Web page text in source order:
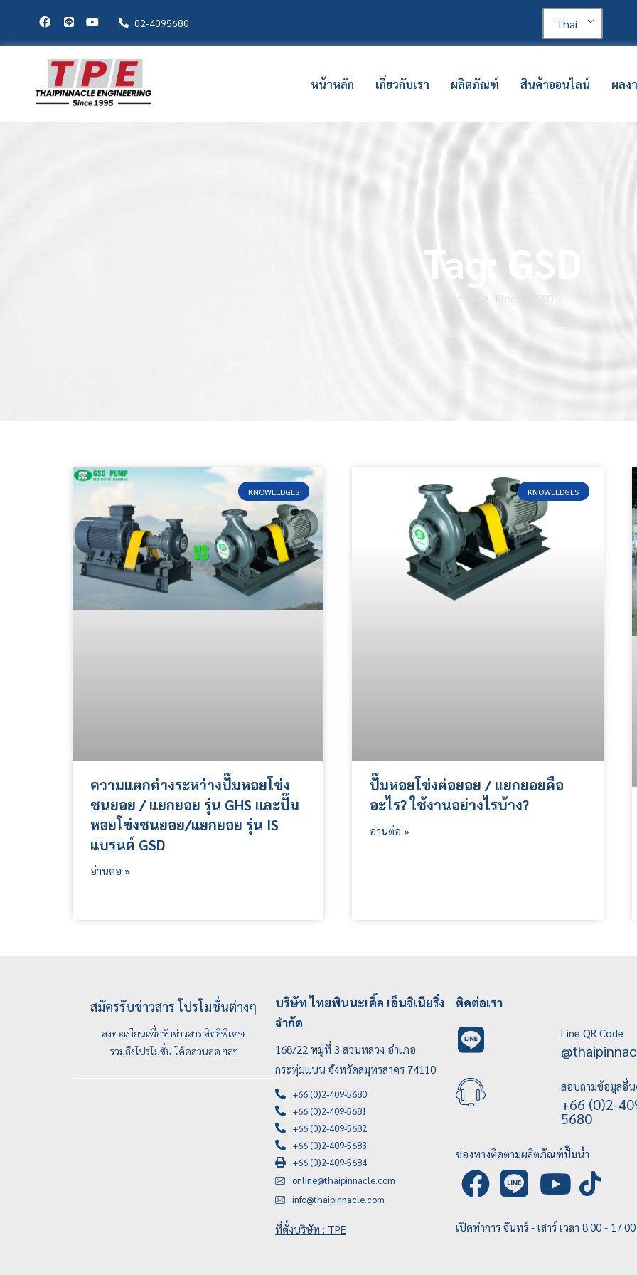
02-4095680 Thai
หน้าหลัก เกี่ยวกับเรา ผลิตภัณฑ์ สินค้าออนไลน์ ผลง
Tag: GSD
Home Blog GSD
KNOWLEDGES
ความแตกต่างระหว่างปั๊มหอยโข่ง
ชนยอย / แยกยอย รุ่น GHS และปั๊ม
หอยโข่งชนยอย/แยกยอย รุ่น IS
แบรนด์ GSD
อ่านต่อ »
KNOWLEDGES
ปั๊มหอยโข่งต่อยอย / แยกยอยคือ
อะไร? ใช้งานอย่างไรบ้าง?
อ่านต่อ »
สมัครรับข่าวสาร โปรโมชั่นต่างๆ
ลงทะเบียนเพื่อรับข่าวสาร สิทธิพิเศษ
รวมถึงโปรโมชั่น โค้ดส่วนลด ฯลฯ
บริษัท ไทยพินนะเคิ้ล เอ็นจิเนียริ่ง
จำกัด
168/22 หมู่ที่ 3 สวนหลวง อำเภอ
กระทุ่มแบน จังหวัดสมุทรสาคร 74110
+66 (0)2-409-5680
+66 (0)2-409-5681
+66 (0)2-409-5682
+66 (0)2-409-5683
+66 (0)2-409-5684
online@thaipinnacle.com
info@thaipinnacle.com
ที่ตั้งบริษัท : TPE
ติดต่อเรา
Line QR Code
สอบถามข้อมูลอื่น
+66 (0)2-
5680
ช่องทางติดตามผลิตภัณฑ์ปั๊มน้ำ
เปิดทำการ จันทร์ - เสาร์ เวลา 8:00 -